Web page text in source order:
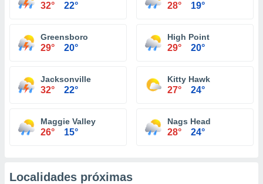
32° 22° 28° 19°
Greensboro
29° 20°
High Point
29° 20°
Jacksonville
32° 22°
Kitty Hawk
27° 24°
Maggie Valley
26° 15°
Nags Head
28° 24°
Localidades próximas